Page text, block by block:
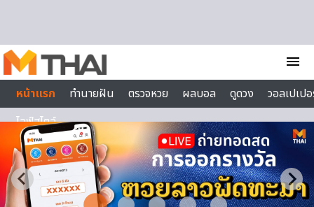
menu
หน้าแรก
ทำนายฝัน ตรวจหวย ผลบอล ดูดวง
วอลเปเป
ไลฟ์สไตล์